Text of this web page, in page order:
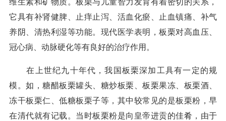
维生素和矿物质。板栗与儿童智力发育有着密切的关系，
它具有补肾健脾、止痒止泻、活血化瘀、止血镇痛、补气
养阴、清热利湿等功能。现代医学表明，板栗对高血压、
冠心病、动脉硬化等有良好的治疗作用。
在上世纪九十年代，我国板栗深加工具有一定的规
模。如，糖醋板栗罐头、糖炒板栗、板栗果冻、板栗酒、
冻干板栗仁、低糖板栗子等，其中较常见的是板栗粉，早
在清代就有记载。当时板栗粉是向皇帝进贡的佳肴，由于